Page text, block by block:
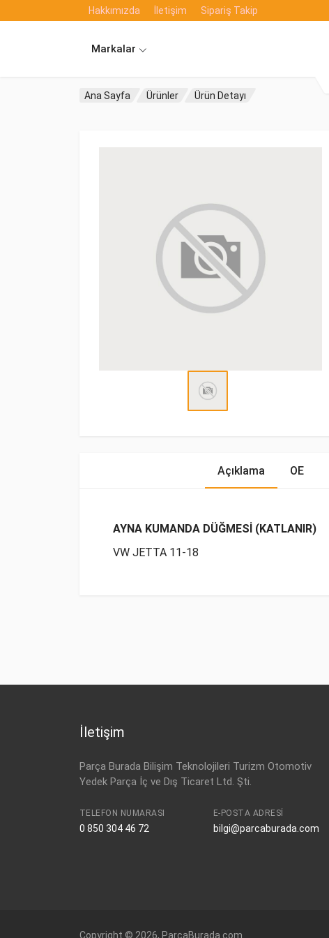
Hakkımızda İletişim Sipariş Takip
Markalar
Ana Sayfa Ürünler Ürün Detayı
Açıklama OE
AYNA KUMANDA DÜĞMESİ (KATLANIR)
VW JETTA 11-18
İletişim
Parça Burada Bilişim Teknolojileri Turizm Otomotiv
Yedek Parça İç ve Dış Ticaret Ltd. Şti.
TELEFON NUMARASI
0 850 304 46 72
E-POSTA ADRESI
bilgi@parcaburada.com
Copyright © 2026, ParcaBurada.com